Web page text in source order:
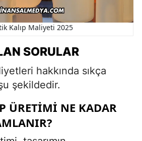
Kalıp Maliyeti 2025
SORULAR
hakkında sıkça
şekildedir.
ÜRETIMI NE KADAR